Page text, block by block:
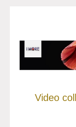
Video